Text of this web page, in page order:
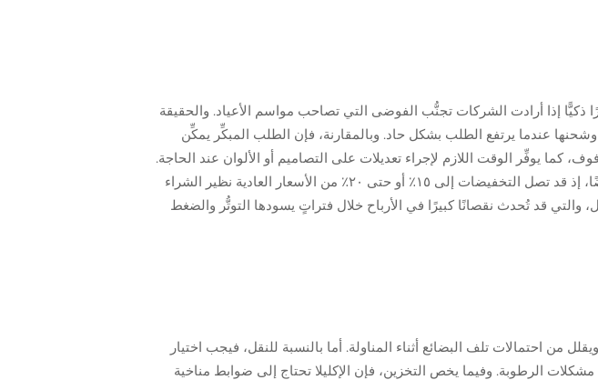
ذكيًّا إذا أرادت الشركات تجنُّب الفوضى التي تصاحب مواسم الأعياد. والحقيقة
عندما يرتفع الطلب بشكل حاد. وبالمقارنة، فإن الطلب المبكِّر يمكِّن
كما يوفِّر الوقت اللازم لإجراء تعديلات على التصاميم أو الألوان عند الحاجة.
وعادةً ما تحقِّق شركات التجزئة التي تقدِّم طلباتها خلال أشهر الصيف وفورات مالية أيضًا، إذ قد تصل التخفيضات إلى ١٥٪ أو حتى ٢٠٪ من الأسعار العادية نظير الشراء
قد تُحدث نقصانًا كبيرًا في الأرباح خلال فتراتٍ يسودها التوتُّر والضغط
احتمالات تلف البضائع أثناء المناولة. أما بالنسبة للنقل، فيجب اختيار
الرطوبة. وفيما يخص التخزين، فإن الإكليلا تحتاج إلى ضوابط مناخية